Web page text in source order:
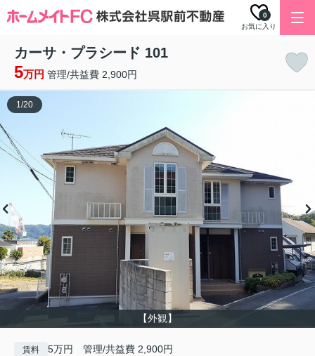
お気に入り
0
カーサ・プラシード 101
5万円 管理/共益費 2,900円
【外観】
1/20
賃料 5万円 管理/共益費 2,900円